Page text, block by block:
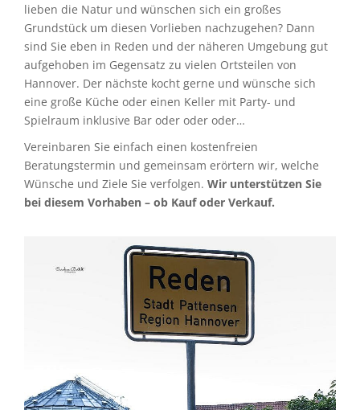
lieben die Natur und wünschen sich ein großes
Grundstück um diesen Vorlieben nachzugehen? Dann
sind Sie eben in Reden und der näheren Umgebung gut
aufgehoben im Gegensatz zu vielen Ortsteilen von
Hannover. Der nächste kocht gerne und wünsche sich
eine große Küche oder einen Keller mit Party- und
Spielraum inklusive Bar oder oder oder…
Vereinbaren Sie einfach einen kostenfreien
Beratungstermin und gemeinsam erörtern wir, welche
Wünsche und Ziele Sie verfolgen. Wir unterstützen Sie
bei diesem Vorhaben – ob Kauf oder Verkauf.